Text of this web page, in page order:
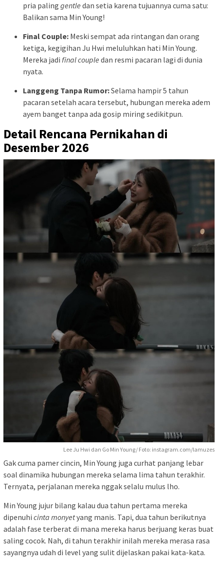
pria paling gentle dan setia karena tujuannya cuma satu:
Balikan sama Min Young!
Final Couple: Meski sempat ada rintangan dan orang
ketiga, kegigihan Ju Hwi meluluhkan hati Min Young.
Mereka jadi final couple dan resmi pacaran lagi di dunia
nyata.
Langgeng Tanpa Rumor:Selama hampir 5 tahun
pacaran setelah acara tersebut, hubungan mereka adem
ayem banget tanpa ada gosip miring sedikitpun.
Detail Rencana Pernikahan di
Desember 2026
Lee Ju Hwi dan Go Min Young/ Foto: instagram.com/lamuzes
Gak cuma pamer cincin, Min Young juga curhat panjang lebar
soal dinamika hubungan mereka selama lima tahun terakhir.
Ternyata, perjalanan mereka nggak selalu mulus lho.
Min Young jujur bilang kalau dua tahun pertama mereka
dipenuhi cinta monyetyang manis. Tapi, dua tahun berikutnya
adalah fase terberat di mana mereka harus berjuang keras buat
saling cocok. Nah, di tahun terakhir inilah mereka merasa rasa
sayangnya udah di level yang sulit dijelaskan pakai kata-kata.